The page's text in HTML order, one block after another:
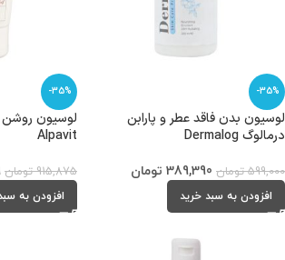
-35%
لوسیون بدن فاقد عطر و پارابن
درمالوگ Dermalog
599,000 تومان 389,390 تومان
افزودن به سبد خرید
-35%
لوسیون روشن
Alpavit
915,875 تومان
افزودن به